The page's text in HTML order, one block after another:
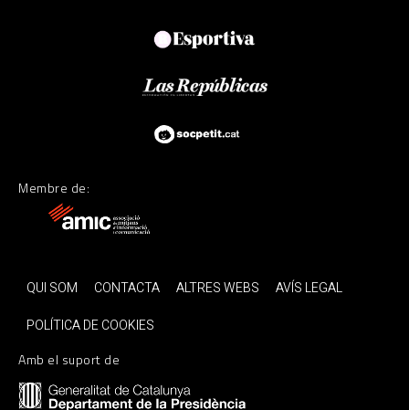
Membre de:
QUI SOM CONTACTA ALTRES WEBS
AVÍS LEGAL
POLÍTICA DE COOKIES
Amb el suport de